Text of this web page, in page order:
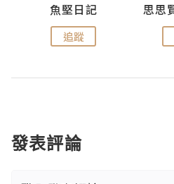
魚堅日記
追蹤
發表評論